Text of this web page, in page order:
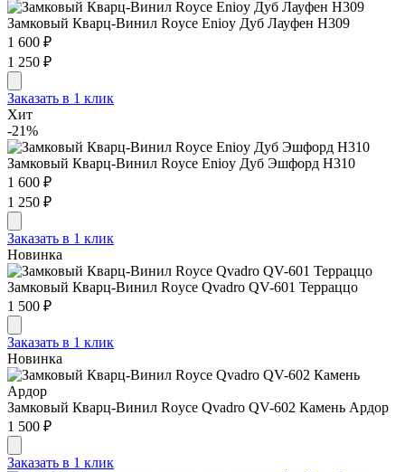
Замковый Кварц-Винил Royce Enioy Дуб Лауфен H309
1 600 ₽
1 250 ₽
Заказать в 1 клик
Хит
-21%
Замковый Кварц-Винил Royce Enioy Дуб Эшфорд H310
1 600 ₽
1 250 ₽
Заказать в 1 клик
Новинка
Замковый Кварц-Винил Royce Qvadro QV-601 Терраццо
1 500 ₽
Заказать в 1 клик
Новинка
Замковый Кварц-Винил Royce Qvadro QV-602 Камень Ардор
1 500 ₽
Заказать в 1 клик